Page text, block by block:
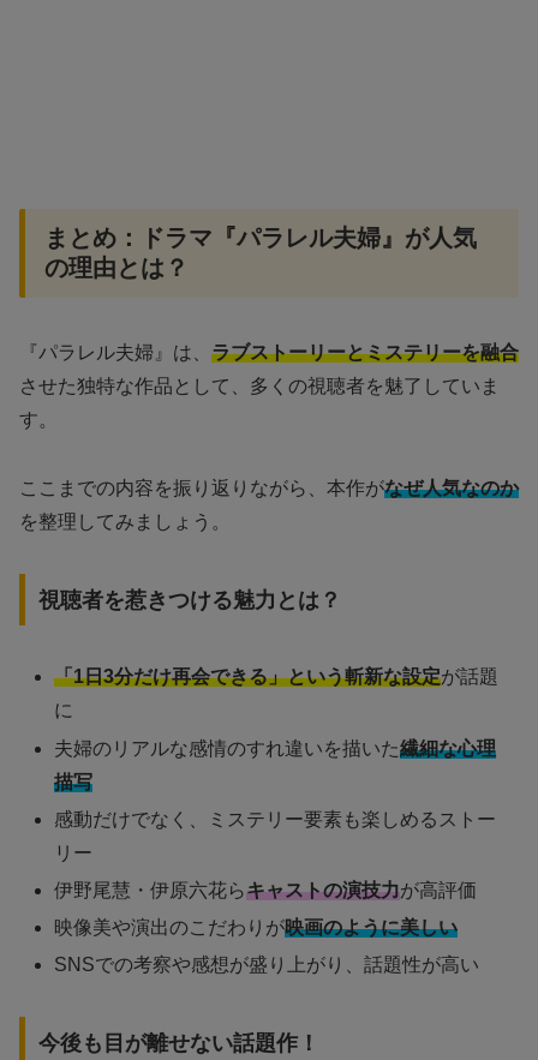
まとめ：ドラマ『パラレル夫婦』が人気
の理由とは？
『パラレル夫婦』は、 ラブストーリーとミステリーを融合
させた独特な作品として、多くの視聴者を魅了していま
す。
ここまでの内容を振り返りながら、本作がなぜ人気なのか
を整理してみましょう。
視聴者を惹きつける魅力とは？
「1日3分だけ再会できる」という斬新な設定が話題
に
夫婦のリアルな感情のすれ違いを描いた繊細な心理
描写
感動だけでなく、ミステリー要素も楽しめるストー
リー
伊野尾慧・伊原六花らキャストの演技力が高評価
映像美や演出のこだわりが映画のように美しい
SNSでの考察や感想が盛り上がり、話題性が高い
今後も目が離せない話題作！